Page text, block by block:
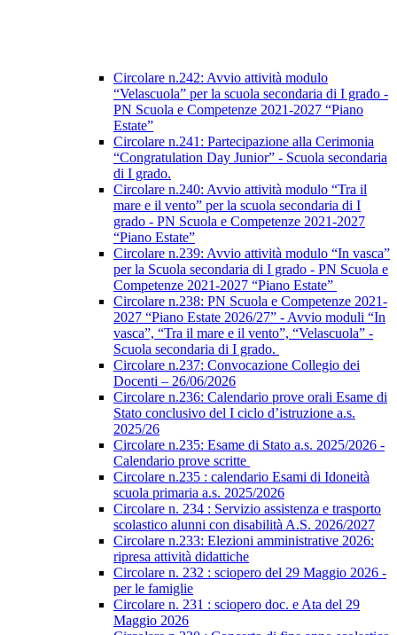
Circolare n.242: Avvio attività modulo
“Velascuola” per la scuola secondaria di I grado -
PN Scuola e Competenze 2021-2027 “Piano
Estate”
Circolare n.241: Partecipazione alla Cerimonia
“Congratulation Day Junior” - Scuola secondaria
di I grado.
Circolare n.240: Avvio attività modulo “Tra il
mare e il vento” per la scuola secondaria di I
grado - PN Scuola e Competenze 2021-2027
“Piano Estate”
Circolare n.239: Avvio attività modulo “In vasca”
per la Scuola secondaria di I grado - PN Scuola e
Competenze 2021-2027 “Piano Estate”
Circolare n.238: PN Scuola e Competenze 2021-
2027 “Piano Estate 2026/27” - Avvio moduli “In
vasca”, “Tra il mare e il vento”, “Velascuola” -
Scuola secondaria di I grado.
Circolare n.237: Convocazione Collegio dei
Docenti – 26/06/2026
Circolare n.236: Calendario prove orali Esame di
Stato conclusivo del I ciclo d’istruzione a.s.
2025/26
Circolare n.235: Esame di Stato a.s. 2025/2026 -
Calendario prove scritte
Circolare n.235 : calendario Esami di Idoneità
scuola primaria a.s. 2025/2026
Circolare n. 234 : Servizio assistenza e trasporto
scolastico alunni con disabilità A.S. 2026/2027
Circolare n.233: Elezioni amministrative 2026:
ripresa attività didattiche
Circolare n. 232 : sciopero del 29 Maggio 2026 -
per le famiglie
Circolare n. 231 : sciopero doc. e Ata del 29
Maggio 2026